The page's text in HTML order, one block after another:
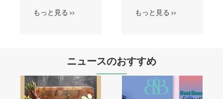
プウォーマー
もっと見る >> もっと見る >>
ニュースのおすすめ